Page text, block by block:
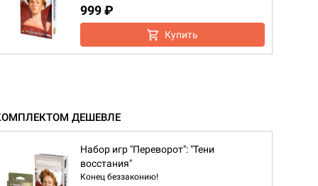
999 ₽
Купить
ДЕШЕВЛЕ
Набор игр "Переворот": "Тени
восстания"
Конец беззаконию!